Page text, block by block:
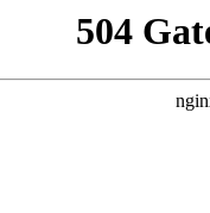
504